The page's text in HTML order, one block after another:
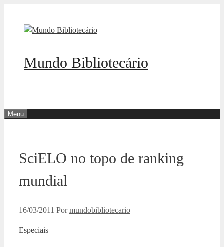
Mundo Bibliotecário
Menu
SciELO no topo de ranking
mundial
16/03/2011 Pormundobibliotecario
Especiais